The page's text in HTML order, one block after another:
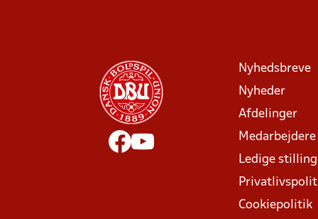
Nyhedsbreve
Nyheder
Afdelinger
Medarbejdere
Ledige
Cookiepolitik